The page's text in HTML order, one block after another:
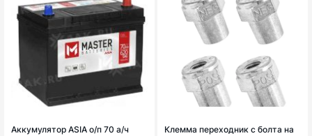
Аккумулятор ASIA о/п 70 а/ч
Клемма переходник с болта на